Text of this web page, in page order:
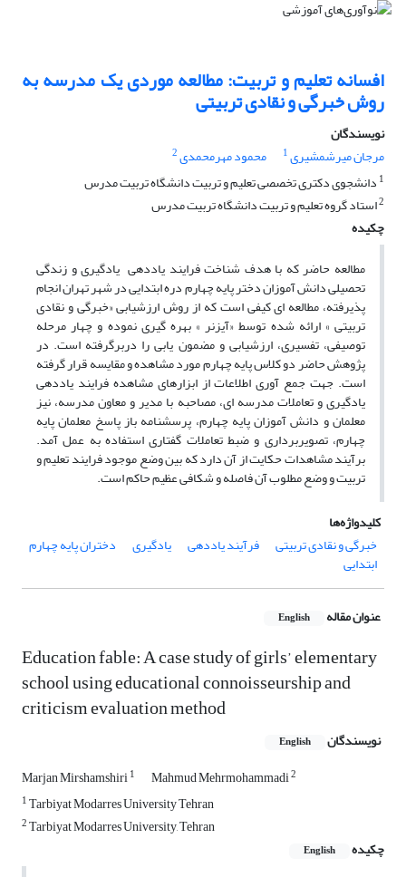
افسانه تعلیم و تربیت: مطالعه موردی یک مدرسه به
روش خبرگی و نقادی تربیتی
نویسندگان
مرجان میرشمشیری1 محمود مهرمحمدی2
1 دانشجوی دکتری تخصصی تعلیم و تربیت دانشگاه تربیت مدرس
2استاد گروه تعلیم و تربیت دانشگاه تربیت مدرس
چکیده
مطالعه حاضر که با هدف شناخت فرایند یاددهی یادگیری و زندگی
تحصیلی دانش آموزان دختر پایه چهارم دره ابتدایی در شهر تهران انجام
پذیرفته، مطالعه ای کیفی است که از روش ارزشیابی «خبرگی و نقادی
تربیتی » ارائه شده توسط «آیزنر » بهره گیری نموده و چهار مرحله
توصیفی، تفسیری، ارزشیابی و مضمون یابی را دربرگرفته است. در
پژوهش حاضر دو کلاس پایه چهارم مورد مشاهده و مقایسه قرار گرفته
است. جهت جمع آوری اطلاعات از ابزارهای مشاهده فرایند یاددهی
یادگیری و تعاملات مدرسه ای، مصاحبه با مدیر و معاون مدرسه، نیز
معلمان و دانش آموزان پایه چهارم، پرسشنامه باز پاسخ معلمان پایه
چهارم، تصویربرداری و ضبط تعاملات گفتاری استفاده به عمل آمد.
برآیند مشاهدات حکایت از آن دارد که بین وضع موجود فرایند تعلیم و
تربیت و وضع مطلوب آن فاصله و شکافی عظیم حاکم است.
کلیدواژه‌ها
خبرگی و نقادی تربیتی
فرآیند یاددهی یادگیری دختران پایه چهارم
ابتدایی
عنوان مقاله English
Education fable: A case study of girls’ elementary
school using educational connoisseurship and
criticism evaluation method
نویسندگان English
Marjan Mirshamshiri1 Mahmud Mehrmohammadi2
1Tarbiyat Modarres University Tehran
2Tarbiyat Modarres University, Tehran
چکیده
English